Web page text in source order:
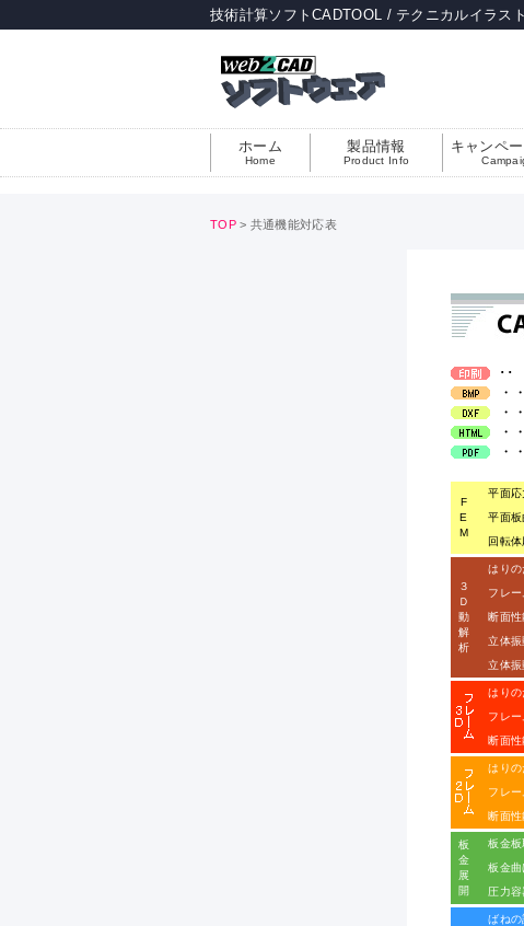
技術計算ソフトCADTOOL / テクニカルイラス
ホーム
Home
製品情報
Product Info
キャンペ
TOP > 共通機能対応表
･･
・
・
・
・
F
E
M
平面応
平面板
回転体
３
Ｄ
動
解
析
はりの
フレー
断面性
立体振
立体振
はりの
フレー
断面性
はりの
フレー
断面性
板
金
展
開
板金板
板金曲
圧力容
ばねの